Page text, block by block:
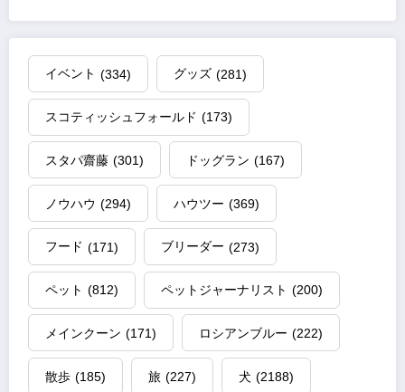
イベント (334) グッズ (281)
スコティッシュフォールド (173)
スタパ齋藤 (301) ドッグラン (167)
ノウハウ (294) ハウツー (369)
フード (171) ブリーダー (273)
ペット (812) ペットジャーナリスト (200)
メインクーン (171) ロシアンブルー (222)
散歩 (185) 旅 (227) 犬 (2188)